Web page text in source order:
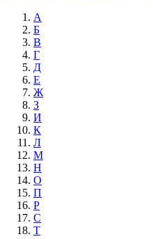
А
Б
В
Г
Д
Е
Ж
З
И
К
Л
М
Н
О
П
Р
С
Т